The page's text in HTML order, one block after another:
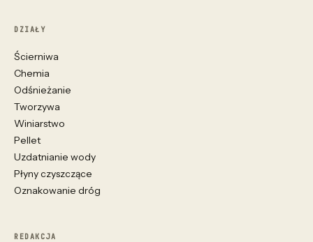
DZIAŁY
Ścierniwa
Chemia
Odśnieżanie
Tworzywa
Winiarstwo
Pellet
Uzdatnianie wody
Płyny czyszczące
Oznakowanie dróg
REDAKCJA